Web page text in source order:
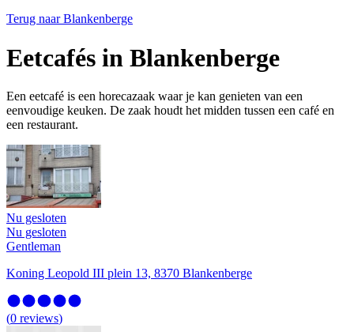
Terug naar Blankenberge
Eetcafés in Blankenberge
Een eetcafé is een horecazaak waar je kan genieten van een
eenvoudige keuken. De zaak houdt het midden tussen een café en
een restaurant.
Nu gesloten
Nu gesloten
Gentleman
Koning Leopold III plein 13, 8370 Blankenberge
(0 reviews)